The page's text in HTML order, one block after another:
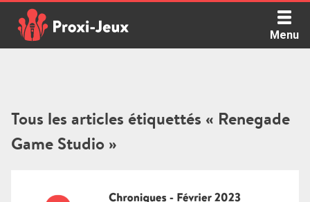
content
Menu
Tous les articles étiquettés « Renegade
Game Studio »